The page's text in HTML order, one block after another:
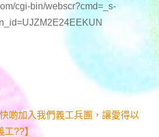
cgi-bin/webscr?cmd=_s-
啲加入我們義工兵團，讓愛得以
??】